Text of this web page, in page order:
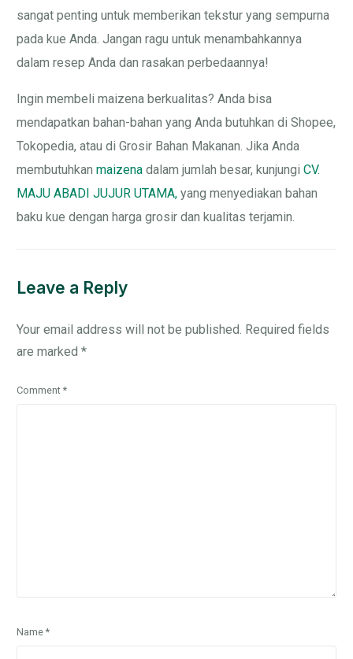
sangat penting untuk memberikan tekstur yang sempurna
pada kue Anda. Jangan ragu untuk menambahkannya
dalam resep Anda dan rasakan perbedaannya!
Ingin membeli maizena berkualitas? Anda bisa
mendapatkan bahan-bahan yang Anda butuhkan di Shopee,
Tokopedia, atau di Grosir Bahan Makanan. Jika Anda
membutuhkanmaizena dalam jumlah besar, kunjungiCV.
MAJU ABADI JUJUR UTAMA, yang menyediakan bahan
baku kue dengan harga grosir dan kualitas terjamin.
Leave a Reply
Your email address will not be published. Required fields
are marked*
Comment*
Name*